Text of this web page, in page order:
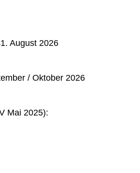
2026
/ Oktober 2026
Mai 2025):